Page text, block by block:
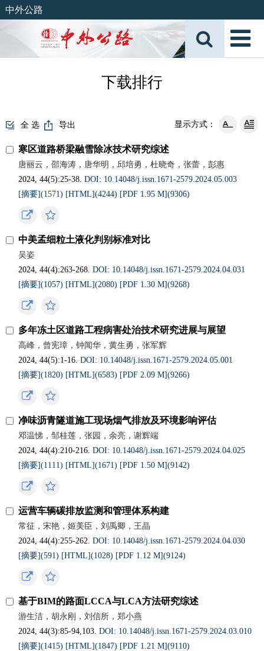
中外公路
下载排行
全 选 导出 显示方式：
寒区道路桥梁融雪除冰技术研究综述
唐丽云，邵海涛，唐华明，邱培勇，杜晓奇，张蕾，彭惠
2024, 44(5):25-38.DOI: 10.14048/j.issn.1671-2579.2024.05.003
[摘要](1571) [HTML](4244) [PDF 1.95 M](9306)
中美孟细粒土液化判别标准对比
吴姿
2024, 44(4):263-268.DOI: 10.14048/j.issn.1671-2579.2024.04.031
[摘要](1057) [HTML](2080) [PDF 1.30 M](9268)
多年冻土区道路工程病害处治技术研究进展与展望
高峰，曾宪璋，钟闻华，黄生勇，张军辉
2024, 44(5):1-16.DOI: 10.14048/j.issn.1671-2579.2024.05.001
[摘要](1820) [HTML](6583) [PDF 2.09 M](9266)
净味沥青隧道施工现场烟气排放及环境影响评估
邓温悌，邹桂莲，张园，余亮，谢辉端
2024, 44(4):210-216.DOI: 10.14048/j.issn.1671-2579.2024.04.025
[摘要](1111) [HTML](1671) [PDF 1.50 M](9142)
运营车辆碳排放监测和管理体系构建
常征，宋艳，姬美臣，刘禹卿，王晶
2024, 44(4):255-262.DOI: 10.14048/j.issn.1671-2579.2024.04.030
[摘要](591) [HTML](1028) [PDF 1.12 M](9124)
基于BIM的路面LCCA与LCA方法研究综述
游生洁，胡永刚，刘信所，郑小燕
2024, 44(3):85-94,103.DOI: 10.14048/j.issn.1671-2579.2024.03.010
[摘要](1415) [HTML](1847) [PDF 1.21 M](9110)